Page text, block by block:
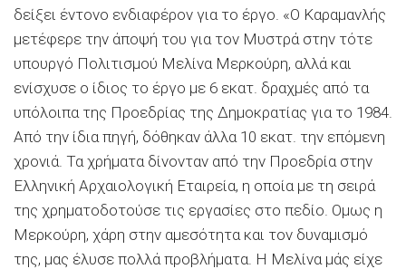
δείξει έντονο ενδιαφέρον για το έργο. «Ο Καραμανλής
μετέφερε την άποψή του για τον Μυστρά στην τότε
υπουργό Πολιτισμού Μελίνα Μερκούρη, αλλά και
ενίσχυσε ο ίδιος το έργο με 6 εκατ. δραχμές από τα
υπόλοιπα της Προεδρίας της Δημοκρατίας για το 1984.
Από την ίδια πηγή, δόθηκαν άλλα 10 εκατ. την επόμενη
χρονιά. Τα χρήματα δίνονταν από την Προεδρία στην
Ελληνική Αρχαιολογική Εταιρεία, η οποία με τη σειρά
της χρηματοδοτούσε τις εργασίες στο πεδίο. Ομως η
Μερκούρη, χάρη στην αμεσότητα και τον δυναμισμό
της, μας έλυσε πολλά προβλήματα. Η Μελίνα μάς είχε